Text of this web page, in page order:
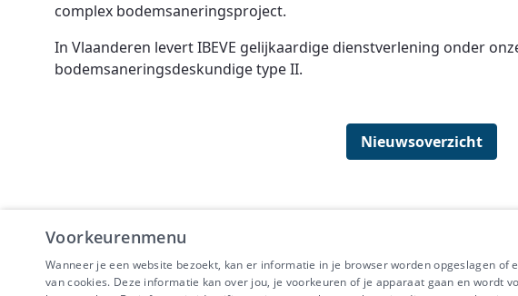
complex bodemsaneringsproject.
In Vlaanderen levert IBEVE gelijkaardige dienstverlening onder
bodemsaneringsdeskundige type II.
Nieuwsoverzicht
IBEVE maakt deel uit van Groep
Voorkeurenmenu
Wanneer je een website bezoekt, kan er informatie in je browser worden opgeslagen
van cookies. Deze informatie kan over jou, je voorkeuren of je apparaat gaan en wordt